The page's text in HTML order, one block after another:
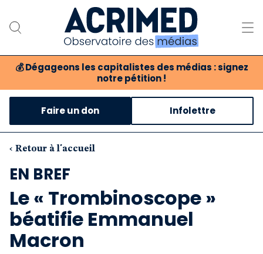
💰 Dégageons les capitalistes des médias : signez
notre pétition !
Notre association
Notre critique des médias
Nos propositions
Boutique
Faire un don Infolettre
‹ Retour à l'accueil
EN BREF
Le « Trombinoscope »
béatifie Emmanuel
Macron